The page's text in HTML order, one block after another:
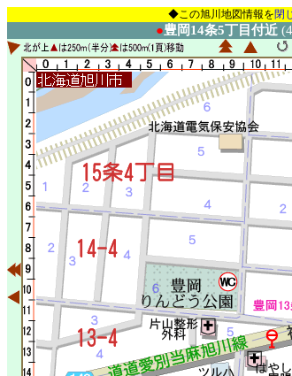
◆この旭川地図情報を閉
●豊岡14条5丁目付近